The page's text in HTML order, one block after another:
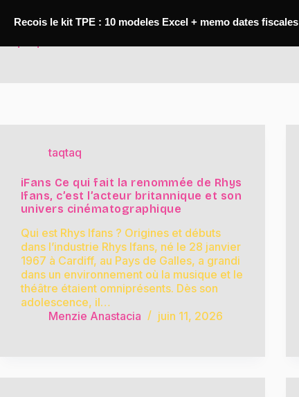
taqtaq
iFans Ce qui fait la renommée de Rhys
Ifans, c’est l’acteur britannique et son
univers cinématographique
Qui est Rhys Ifans ? Origines et débuts
dans l’industrie Rhys Ifans, né le 28 janvier
1967 à Cardiff, au Pays de Galles, a grandi
dans un environnement où la musique et le
théâtre étaient omniprésents. Dès son
adolescence, il…
Menzie Anastacia
juin 11, 2026
Recois le kit TPE : 10 modeles Excel + memo dates fiscales